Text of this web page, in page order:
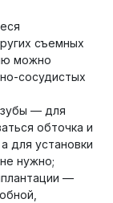
съемных
можно
сосудистых
зубы — для
обточка и
для установки
нужно;
—